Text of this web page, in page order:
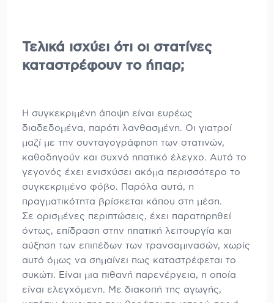
Τελικά ισχύει ότι οι στατίνες
καταστρέφουν το ήπαρ;
Η συγκεκριμένη άποψη είναι ευρέως
διαδεδομένα, παρότι λανθασμένη. Οι γιατροί
μαζί με την συνταγογράφηση των στατινών,
καθοδηγούν και συχνό ηπατικό έλεγχο. Αυτό το
γεγονός έχει ενισχύσει ακόμα περισσότερο το
συγκεκριμένο φόβο. Παρόλα αυτά, η
πραγματικότητα βρίσκεται κάπου στη μέση.
Σε ορισμένες περιπτώσεις, έχει παρατηρηθεί
όντως, επίδραση στην ηπατική λειτουργία και
αύξηση των επιπέδων των τρανσαμινασών, χωρίς
αυτό όμως να σημαίνει πως καταστρέφεται το
συκώτι. Είναι μια πιθανή παρενέργεια, η οποία
είναι ελεγχόμενη. Με διακοπή της αγωγής,